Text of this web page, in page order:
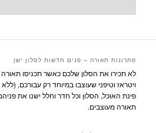
פתרונות תאורה – פנים חדשות לסלון ישן
לא תכירו את הסלון שלכם כאשר תכניסו תאורה
ויטראז וטיפני שעוצבו במיוחד רק עבורכם,
פינת האוכל, הסלון וכל חדר וחלל ישנו את
תאורה מעוצבים.